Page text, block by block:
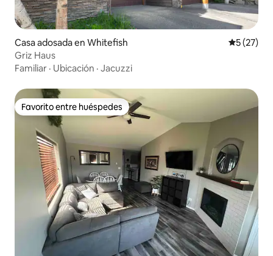
Casa adosada en Whitefish
5 (27)
Griz Haus
Familiar · Ubicación · Jacuzzi
Favorito entre huéspedes
Favorito entre huéspedes